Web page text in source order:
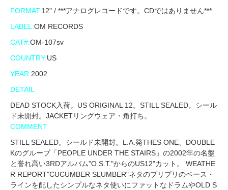
FORMAT:12" / ***アナログレコードです。CDではありません***
LABEL:OM RECORDS
CAT#:OM-107sv
COUNTRY:US
YEAR:2002
DETAIL
DEAD STOCK入荷。US ORIGINAL 12。STILL SEALED。シール
ド未開封。JACKETリングウェア・角打ち。
COMMENT
STILL SEALED。シールド未開封。L.A.発THES ONE、DOUBLE
Kのグループ「PEOPLE UNDER THE STAIRS」の2002年の名盤
と誉れ高い3RDアルバム"O.S.T."からのUS12"カット。 WEATHE
R REPORT"CUCUMBER SLUMBER"ネタのブリブリのベース・
ラインを配したシンプルなネタ使いにファットなドラムやOLD S